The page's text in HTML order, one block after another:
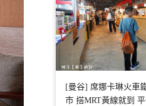
[曼谷] 席娜卡琳火車
市 搭MRT黃線就到